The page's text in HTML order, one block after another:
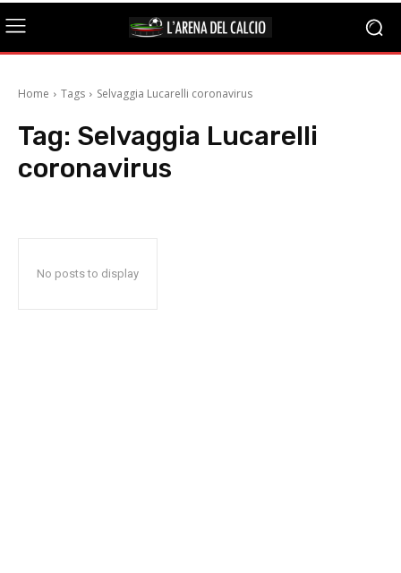
Home Tags Selvaggia Lucarelli coronavirus
Tag: Selvaggia Lucarelli
coronavirus
No posts to display